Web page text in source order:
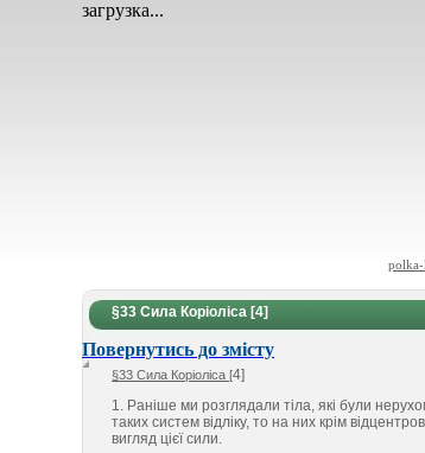
загрузка...
§33 Сила Коріоліса [4]
Повернутись до змісту
§33 Сила Коріоліса [4]
1. Раніше ми розглядали тіла, які були
таких систем відліку, то на них крім
вигляд цієї сили.